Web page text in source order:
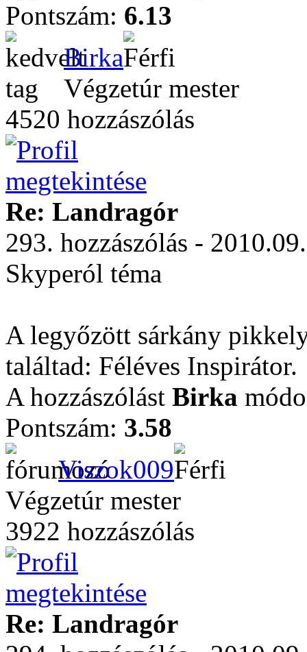
Pontszám: 6.13
Birka
Végzetúr mester
4520 hozzászólás
Re: Landragór
293. hozzászólás -
Skyperól téma
A legyőzött sárkány
találtad: Féléves Inspirátor.
A hozzászólást Birka
Pontszám: 3.58
Viszok009
Végzetúr mester
3922 hozzászólás
Re: Landragór